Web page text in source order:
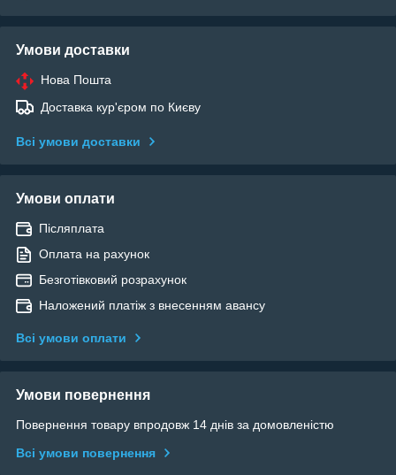
Умови доставки
Нова Пошта
Доставка кур'єром по Києву
Всі умови доставки
Умови оплати
Післяплата
Оплата на рахунок
Безготівковий розрахунок
Наложений платіж з внесенням авансу
Всі умови оплати
Умови повернення
Повернення товару впродовж 14 днів за домовленістю
Всі умови повернення